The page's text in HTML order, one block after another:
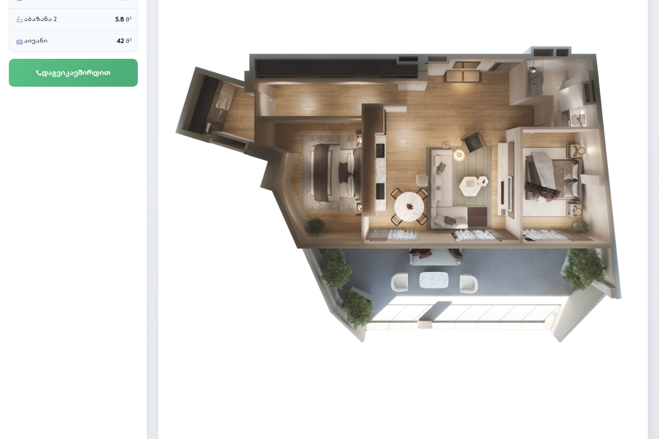
აბაზანა 2 5.8მ²
აივანი 42მ²
დაგვიკავშირდით